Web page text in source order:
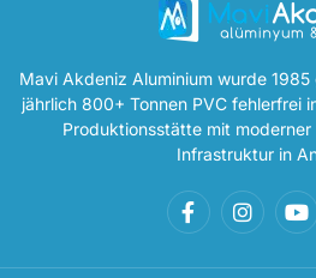
Mavi Akdeniz Aluminium wurde
jährlich 800+ Tonnen PVC fehlerfrei
Produktionsstätte mit
Infrastruktur in